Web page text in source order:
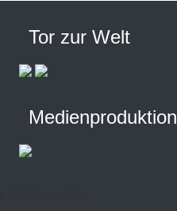
Tor zur Welt
Medienproduktion